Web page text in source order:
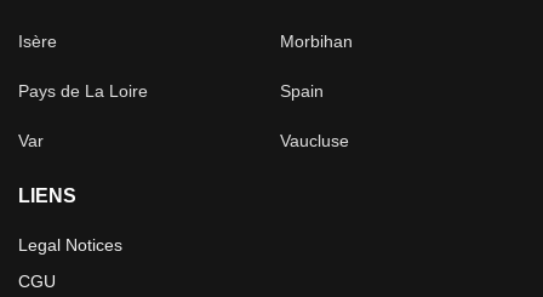
Isère Morbihan
Pays de La Loire Spain
Var Vaucluse
LIENS
Legal Notices
CGU